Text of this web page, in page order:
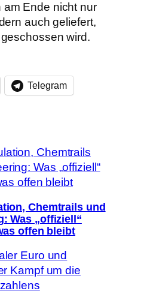
Ende nicht nur
auch geliefert,
wird.
Telegram
Chemtrails und
Was „offiziell“
offen bleibt